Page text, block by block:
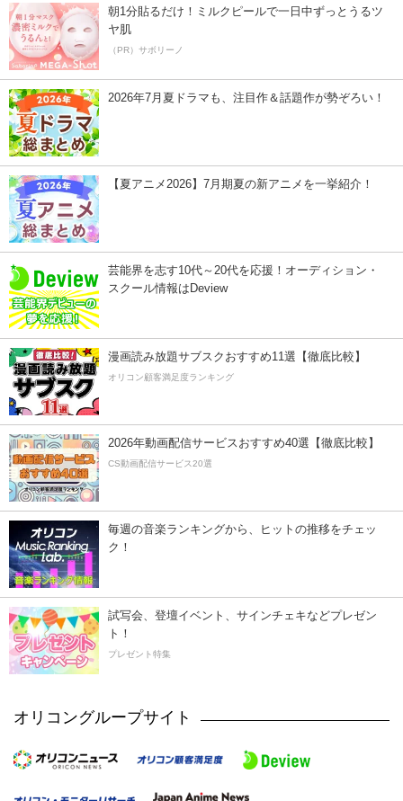
朝1分貼るだけ！ミルクピールで一日中ずっとうるツ
ヤ肌
（PR）サボリーノ
2026年7月夏ドラマも、注目作＆話題作が勢ぞろい！
【夏アニメ2026】7月期夏の新アニメを一挙紹介！
芸能界を志す10代～20代を応援！オーディション・
スクール情報はDeview
漫画読み放題サブスクおすすめ11選【徹底比較】
オリコン顧客満足度ランキング
2026年動画配信サービスおすすめ40選【徹底比較】
CS動画配信サービス20選
毎週の音楽ランキングから、ヒットの推移をチェッ
ク！
試写会、登壇イベント、サインチェキなどプレゼン
ト！
プレゼント特集
オリコングループサイト